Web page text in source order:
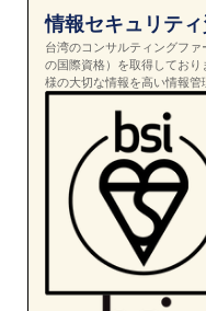
情報セキュリテ
台湾のコンサルティングフ
の国際資格）を取得してお
様の大切な情報を高い情報管